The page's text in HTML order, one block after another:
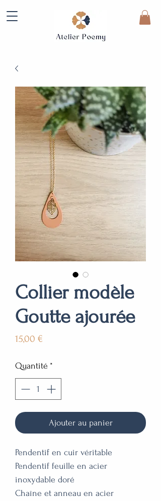
Collier modèle
Goutte ajourée
15,00 €
Quantité *
Ajouter au panier
Pendentif en cuir véritable
Pendentif feuille en acier
inoxydable doré
Chaîne et anneau en acier